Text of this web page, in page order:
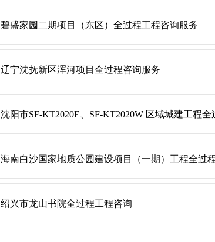
碧盛家园二期项目（东区）全过程工程咨询服务
辽宁沈抚新区浑河项目全过程咨询服务
沈阳市SF-KT2020E、SF-KT2020W 区域城建工程
海南白沙国家地质公园建设项目（一期）工程全过
绍兴市龙山书院全过程工程咨询